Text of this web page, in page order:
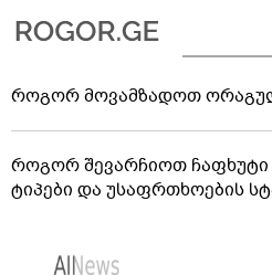
როგორ მოვამზადოთ
როგორ შევარჩიოთ ჩაფხუტი
ტიპები და უსაფრთხოების